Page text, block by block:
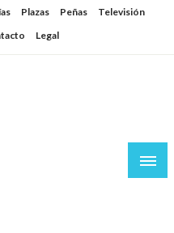
Plazas Peñas
Televisión
Legal